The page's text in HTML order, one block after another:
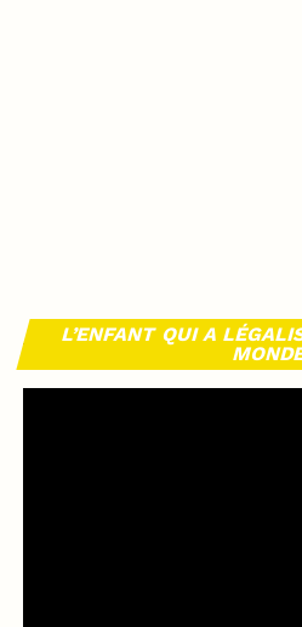
L’ENFANT QUI A